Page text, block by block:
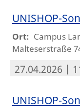
UNISHOP-
Ort: Campus
Malteserstraße
27.04.2026 |
UNISHOP-